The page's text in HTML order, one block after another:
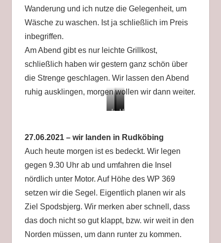
Wanderung und ich nutze die Gelegenheit, um
Wäsche zu waschen. Ist ja schließlich im Preis
inbegriffen.
Am Abend gibt es nur leichte Grillkost,
schließlich haben wir gestern ganz schön über
die Strenge geschlagen. Wir lassen den Abend
ruhig ausklingen, morgen wollen wir dann weiter.
letzten
auf
Insel
mit
Grillfest
Hähnchenspieße
27.06.2021 – wir landen in Rudköbing
Auch heute morgen ist es bedeckt. Wir legen
gegen 9.30 Uhr ab und umfahren die Insel
nördlich unter Motor. Auf Höhe des WP 369
setzen wir die Segel. Eigentlich planen wir als
Ziel Spodsbjerg. Wir merken aber schnell, dass
das doch nicht so gut klappt, bzw. wir weit in den
Norden müssen, um dann runter zu kommen.